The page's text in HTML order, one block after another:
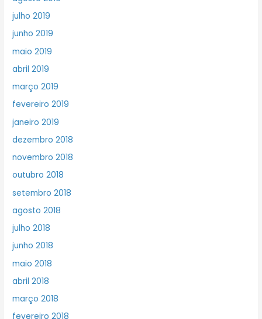
julho 2019
junho 2019
maio 2019
abril 2019
março 2019
fevereiro 2019
janeiro 2019
dezembro 2018
novembro 2018
outubro 2018
setembro 2018
agosto 2018
julho 2018
junho 2018
maio 2018
abril 2018
março 2018
fevereiro 2018